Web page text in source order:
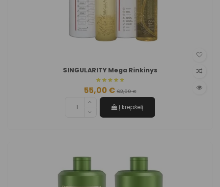
SINGULARITY Mega Rinkinys
55,00 €62,00 €
Į krepšelį